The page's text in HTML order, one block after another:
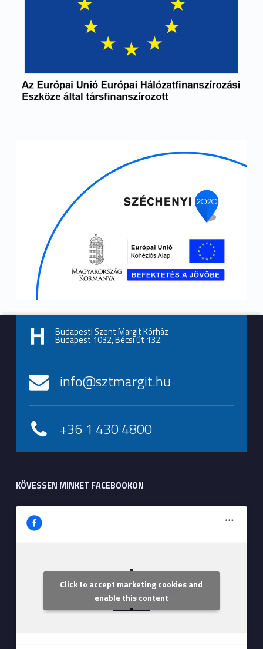
Ugrás a főmenühöz
Budapesti Szent Margit Kórház
Budapest 1032, Bécsi út 132.
info@sztmargit.hu
+36 1 430 4800
KÖVESSEN MINKET FACEBOOKON
Szent Margit Kórház
Click to accept marketing cookies and
enable this content